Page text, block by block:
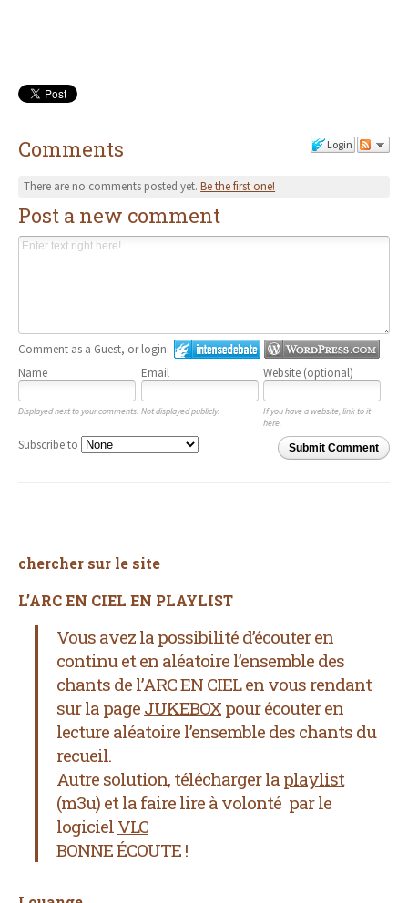
Login
Comments
There are no comments posted yet.Be the first one!
Post a new comment
Comment as a Guest, or login:
Name
Email Website (optional)
Displayed next to your comments. Not displayed publicly.
If you have a website, link to it
here.
Submit Comment
Subscribe to
chercher sur le site
L’ARC EN CIEL EN PLAYLIST
Vous avez la possibilité d’écouter en
continu et en aléatoire l’ensemble des
chants de l’ARC EN CIELen vous rendant
sur la page JUKEBOX pour écouter en
lecture aléatoire l’ensemble des chants du
recueil.
Autre solution, télécharger la playlist
(m3u) et la faire lire à volonté par le
logiciel VLC
BONNE ÉCOUTE !